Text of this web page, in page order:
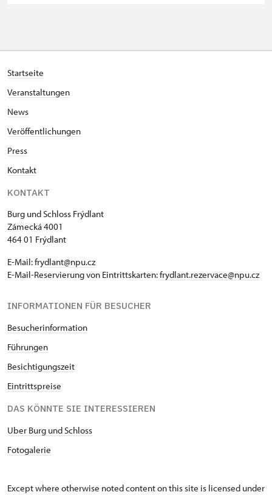
MK ČR-Karte *
Mitglieder von ICOMOS mit
Inhaber der freien Eintrittskarte
Eintrittskarte
"Náš člověk"-Karte *
Karteninhaber
Startseite
Veranstaltungen
News
Veröffentlichungen
Press
Kontakt
KONTAKT
Burg und Schloss Frýdlant
Zámecká 4001
464 01 Frýdlant
E-Mail:frydlant@npu.cz
E-Mail-Reservierung von Eintrittskarten:frydlant.rezervace@npu.cz
INFORMATIONEN FÜR BESUCHER
Besucherinformation
Führungen
Besichtigungszeit
Eintrittspreise
DAS KÖNNTE SIE INTERESSIEREN
Uber Burg und Schloss
Fotogalerie
Except where otherwise noted content on this site is licensed under